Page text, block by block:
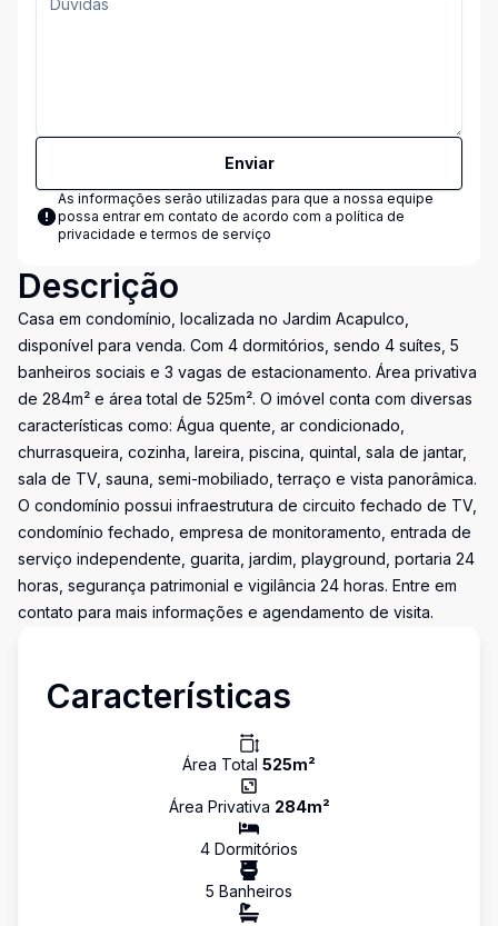
Enviar
As informações serão utilizadas para que a nossa equipe
possa entrar em contato de acordo com a política de
privacidade e termos de serviço
Descrição
Casa em condomínio, localizada no Jardim Acapulco,
disponível para venda. Com 4 dormitórios, sendo 4 suítes, 5
banheiros sociais e 3 vagas de estacionamento. Área privativa
de 284m² e área total de 525m². O imóvel conta com diversas
características como: Água quente, ar condicionado,
churrasqueira, cozinha, lareira, piscina, quintal, sala de jantar,
sala de TV, sauna, semi-mobiliado, terraço e vista panorâmica.
O condomínio possui infraestrutura de circuito fechado de TV,
condomínio fechado, empresa de monitoramento, entrada de
serviço independente, guarita, jardim, playground, portaria 24
horas, segurança patrimonial e vigilância 24 horas. Entre em
contato para mais informações e agendamento de visita.
Características
Área Total 525m²
Área Privativa 284m²
4 Dormitórios
5 Banheiros